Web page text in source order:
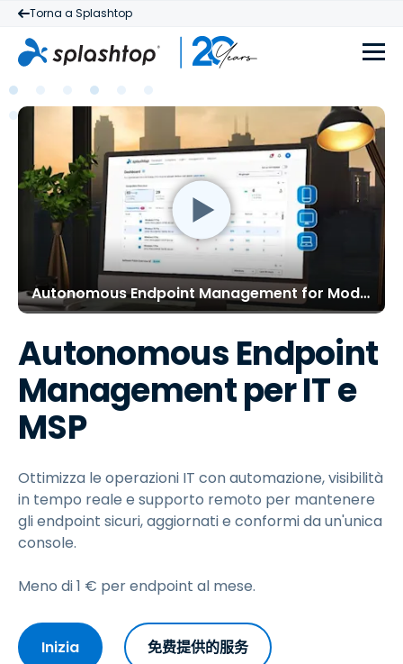
Torna a Splashtop
Autonomous Endpoint Management for Modern IT
Autonomous Endpoint
Management per IT e
MSP
Ottimizza le operazioni IT con automazione, visibilità
in tempo reale e supporto remoto per mantenere
gli endpoint sicuri, aggiornati e conformi da un'unica
console.
Meno di1 € per endpoint al mese.
Inizia 免费提供的服务